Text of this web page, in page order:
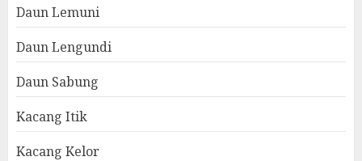
Daun Lemuni
Daun Lengundi
Daun Sabung
Kacang Itik
Kacang Kelor